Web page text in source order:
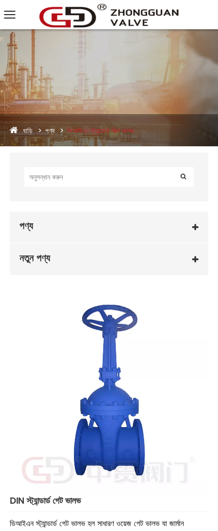
বাড়ি পণ্য ডিআইএন স্ট্যান্ডার্ড শিল্প ভালভ
পণ্য
নতুন পণ্য
DIN স্ট্যান্ডার্ড গেট ভালভ
ডিআইএন স্ট্যান্ডার্ড গেট ভালভ হল সাধারণ ওয়েজ গেট ভালভ যা জার্মান